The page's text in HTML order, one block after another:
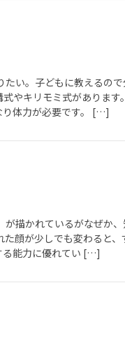
い。子どもに教えるの
やキリモミ式がありま
り体力が必要です。 […]
描かれているがなぜか
顔が少しでも変わると
る能力に優れてい […]